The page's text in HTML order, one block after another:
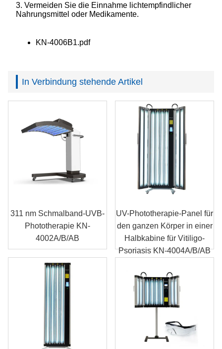
3. Vermeiden Sie die Einnahme lichtempfindlicher
Nahrungsmittel oder Medikamente.
KN-4006B1.pdf
In Verbindung stehende Artikel
311 nm Schmalband-UVB-
Phototherapie KN-
4002A/B/AB
UV-Phototherapie-Panel für
den ganzen Körper in einer
Halbkabine für Vitiligo-
Psoriasis KN-4004A/B/AB